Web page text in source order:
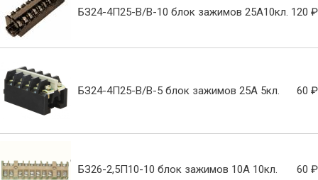
БЗ24-4П25-В/В-10 блок зажимов 25А10кл. 120 ₽
БЗ24-4П25-В/В-5 блок зажимов 25А 5кл. 60 ₽
БЗ26-2,5П10-10 блок зажимов 10А 10кл. 60 ₽